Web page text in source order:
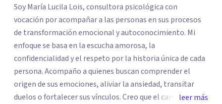
Soy María Lucila Lois, consultora psicológica con
vocación por acompañar a las personas en sus procesos
de transformación emocional y autoconocimiento. Mi
enfoque se basa en la escucha amorosa, la
confidencialidad y el respeto por la historia única de cada
persona. Acompaño a quienes buscan comprender el
origen de sus emociones, aliviar la ansiedad, transitar
duelos o fortalecer sus vínculos. Creo que el camino hacia
leer más